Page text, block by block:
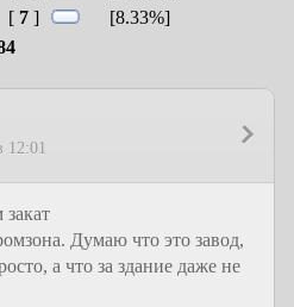
[ 7]
[8.33%]
12:01
закат
Думаю что это завод,
а что за здание даже не